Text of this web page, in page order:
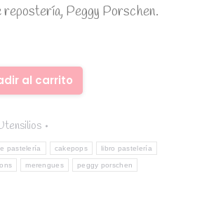
repostería, Peggy Porschen.
al carrito
pastelería cakepops libro pastelería
merengues peggy porschen